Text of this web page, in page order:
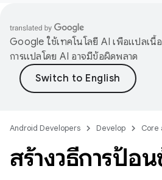
Google ใช้เทคโนโลยี AI เพื่อแปลเ
การแปลโดย AI อาจมีข้อผิดพลาด
Android Developers Develop Core
สร้างวิธีการป้อ